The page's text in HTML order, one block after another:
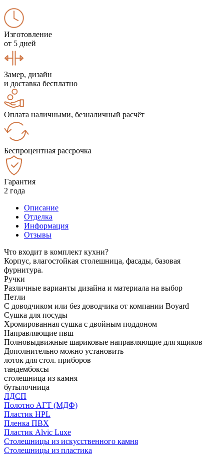
Изготовление
от 5 дней
Замер, дизайн
и доставка бесплатно
Оплата наличными, безналичный расчёт
Беспроцентная рассрочка
Гарантия
2 года
Описание
Отделка
Информация
Отзывы
Что входит в комплект кухни?
Корпус, влагостойкая столешница, фасады, базовая
фурнитура.
Ручки
Различные варианты дизайна и материала на выбор
Петли
С доводчиком или без доводчика от компании Boyard
Сушка для посуды
Хромированная сушка с двойным поддоном
Направляющие пвш
Полновыдвижные шариковые направляющие для ящиков
Дополнительно можно установить
лоток для стол. приборов
тандембоксы
столешница из камня
бутылочница
ЛДСП
Полотно АГТ (МДФ)
Пластик HPL
Пленка ПВХ
Пластик Alvic Luxe
Столешницы из искусственного камня
Столешницы из пластика